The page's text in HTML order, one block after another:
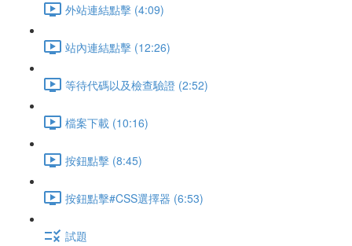
外站連結點擊 (4:09)
站內連結點擊 (12:26)
等待代碼以及檢查驗證 (2:52)
檔案下載 (10:16)
按鈕點擊 (8:45)
按鈕點擊#CSS選擇器 (6:53)
試題